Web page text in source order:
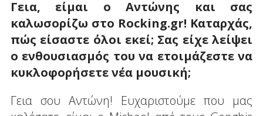
Γεια, είμαι ο Αντώνης και σας
καλωσορίζω στο Rocking.gr! Καταρχάς,
πώς είσαστε όλοι εκεί; Σας είχε λείψει
ο ενθουσιασμός του να ετοιμάζεστε να
κυκλοφορήσετε νέα μουσική;
Γεια σου Αντώνη! Ευχαριστούμε που μας